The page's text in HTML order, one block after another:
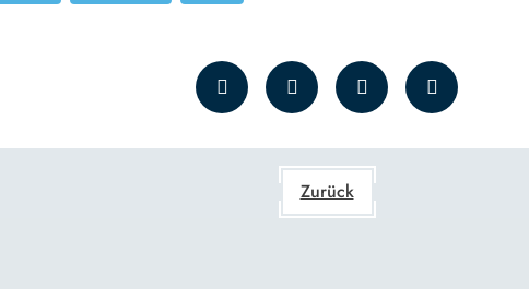
Zurück